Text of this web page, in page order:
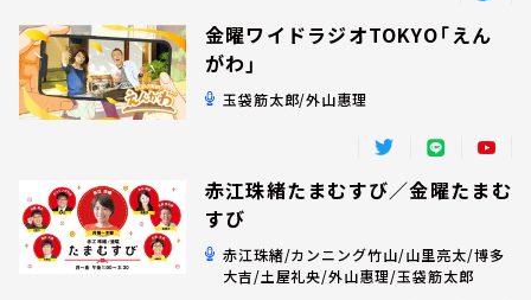
金曜ワイドラジオTOKYO「えん
がわ」
玉袋筋太郎/外山惠理
赤江珠緒たまむすび／金曜たまむ
すび
赤江珠緒/カンニング竹山/山里亮太/博多
大吉/土屋礼央/外山惠理/玉袋筋太郎